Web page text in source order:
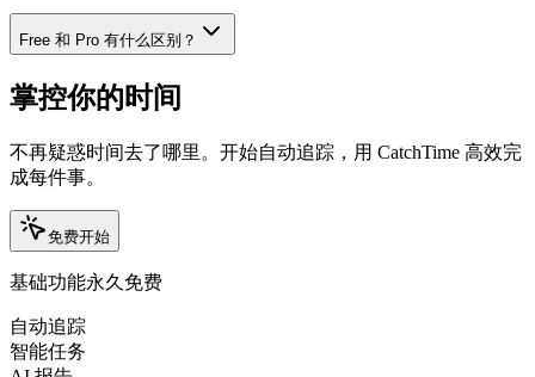
Free 和 Pro 有什么区别？
掌控你的时间
不再疑惑时间去了哪里。开始自动追踪，用 CatchTime 高效完
成每件事。
免费开始
基础功能永久免费
自动追踪
智能任务